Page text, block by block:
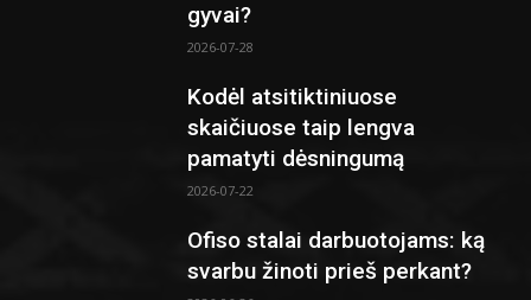
gyvai?
2026-07-28
Kodėl atsitiktiniuose
skaičiuose taip lengva
pamatyti dėsningumą
2026-07-22
Ofiso stalai darbuotojams: ką
svarbu žinoti prieš perkant?